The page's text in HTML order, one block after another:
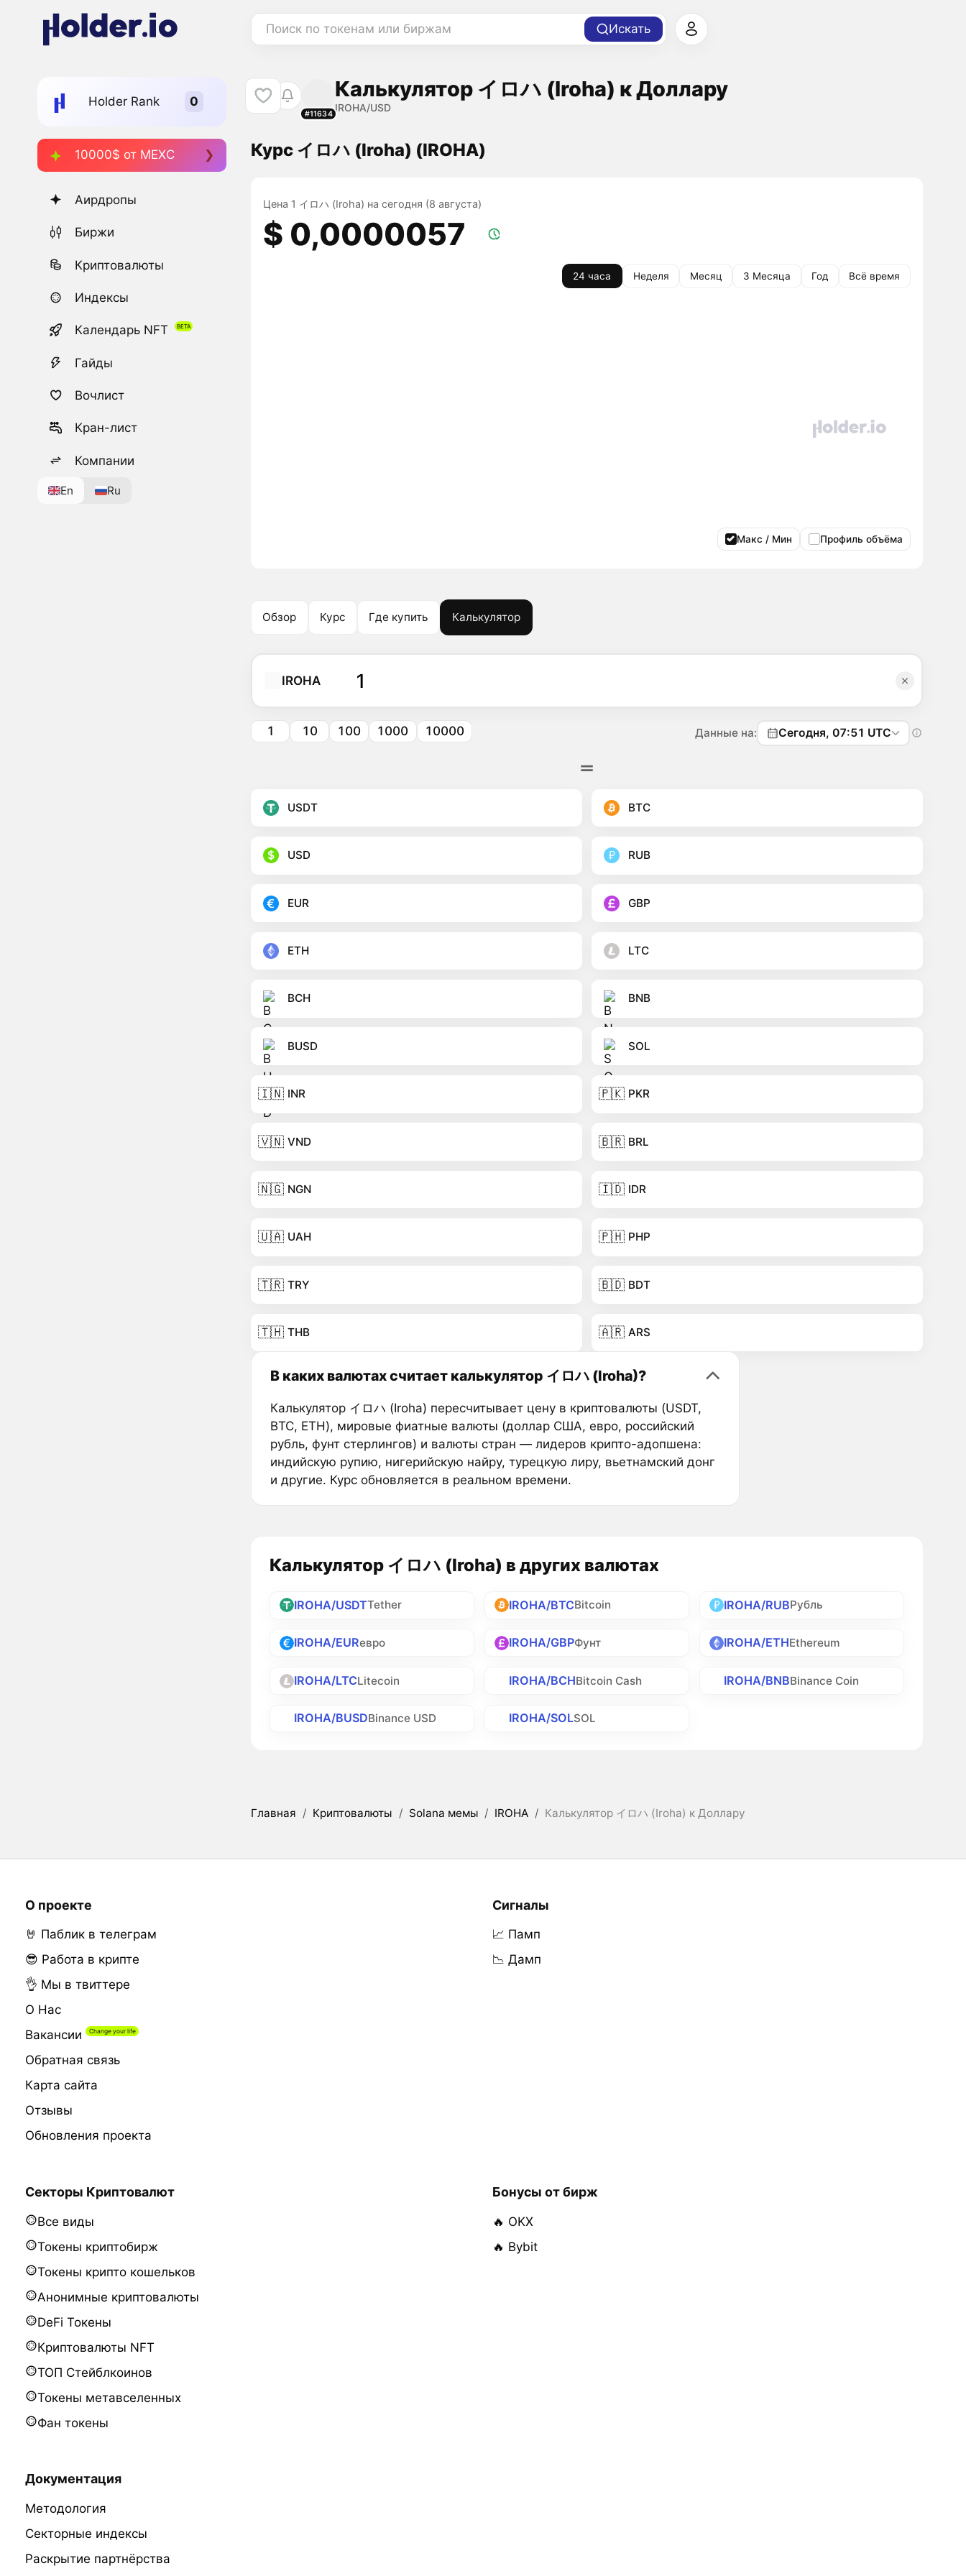
Поиск по токенам или биржам Искать
Holder Rank
10000$ от MEXC
Аирдропы
Биржи
Криптовалюты
Индексы
Календарь NFT
Гайды
Вочлист
Кран-лист
Компании
En Ru
#11634
Калькулятор イロハ (Iroha) к Доллару
IROHA/USD
Курс イロハ (Iroha) (IROHA)
Цена 1 イロハ (Iroha) на сегодня (8 августа)
$ 0,0000057
24 часа Неделя Месяц 3 Месяца Год Всё время
Макс / Мин Профиль объёма
Обзор Курс Где купить Калькулятор
IROHA
1 10 100 1000 10000 Данные на: Сегодня, 07:51 UTC
USDT BTC
USD RUB
EUR GBP
ETH LTC
BCH BNB
BUSD SOL
🇮🇳 INR 🇵🇰 PKR
🇻🇳 VND 🇧🇷 BRL
🇳🇬 NGN 🇮🇩 IDR
🇺🇦 UAH 🇵🇭 PHP
🇹🇷 TRY 🇧🇩 BDT
🇹🇭 THB 🇦🇷 ARS
В каких валютах считает калькулятор イロハ (Iroha)?
Калькулятор イロハ (Iroha) пересчитывает цену в криптовалюты (USDT,
BTC, ETH), мировые фиатные валюты (доллар США, евро, российский
рубль, фунт стерлингов) и валюты стран — лидеров крипто-адопшена:
индийскую рупию, нигерийскую найру, турецкую лиру, вьетнамский донг
и другие. Курс обновляется в реальном времени.
Калькулятор イロハ (Iroha) в других валютах
IROHA/USDTTether IROHA/BTCBitcoin IROHA/RUBРубль
IROHA/EURевро IROHA/GBPФунт IROHA/ETHEthereum
IROHA/LTCLitecoin IROHA/BCHBitcoin Cash IROHA/BNBBinance Coin
IROHA/BUSDBinance USD IROHA/SOLSOL
Главная / Криптовалюты / Solana мемы / IROHA / Калькулятор イロハ (Iroha) к Доллару
О проекте
🤘 Паблик в телеграм
😎 Работа в крипте
👌 Мы в твиттере
О Нас
Вакансии
Обратная связь
Карта сайта
Отзывы
Обновления проекта
Сигналы
📈 Памп
📉 Дамп
Секторы Криптовалют
Все виды
Токены криптобирж
Токены крипто кошельков
Анонимные криптовалюты
DeFi Токены
Криптовалюты NFT
ТОП Стейблкоинов
Токены метавселенных
Фан токены
Бонусы от бирж
🔥 OKX
🔥 Bybit
Документация
Методология
Секторные индексы
Раскрытие партнёрства